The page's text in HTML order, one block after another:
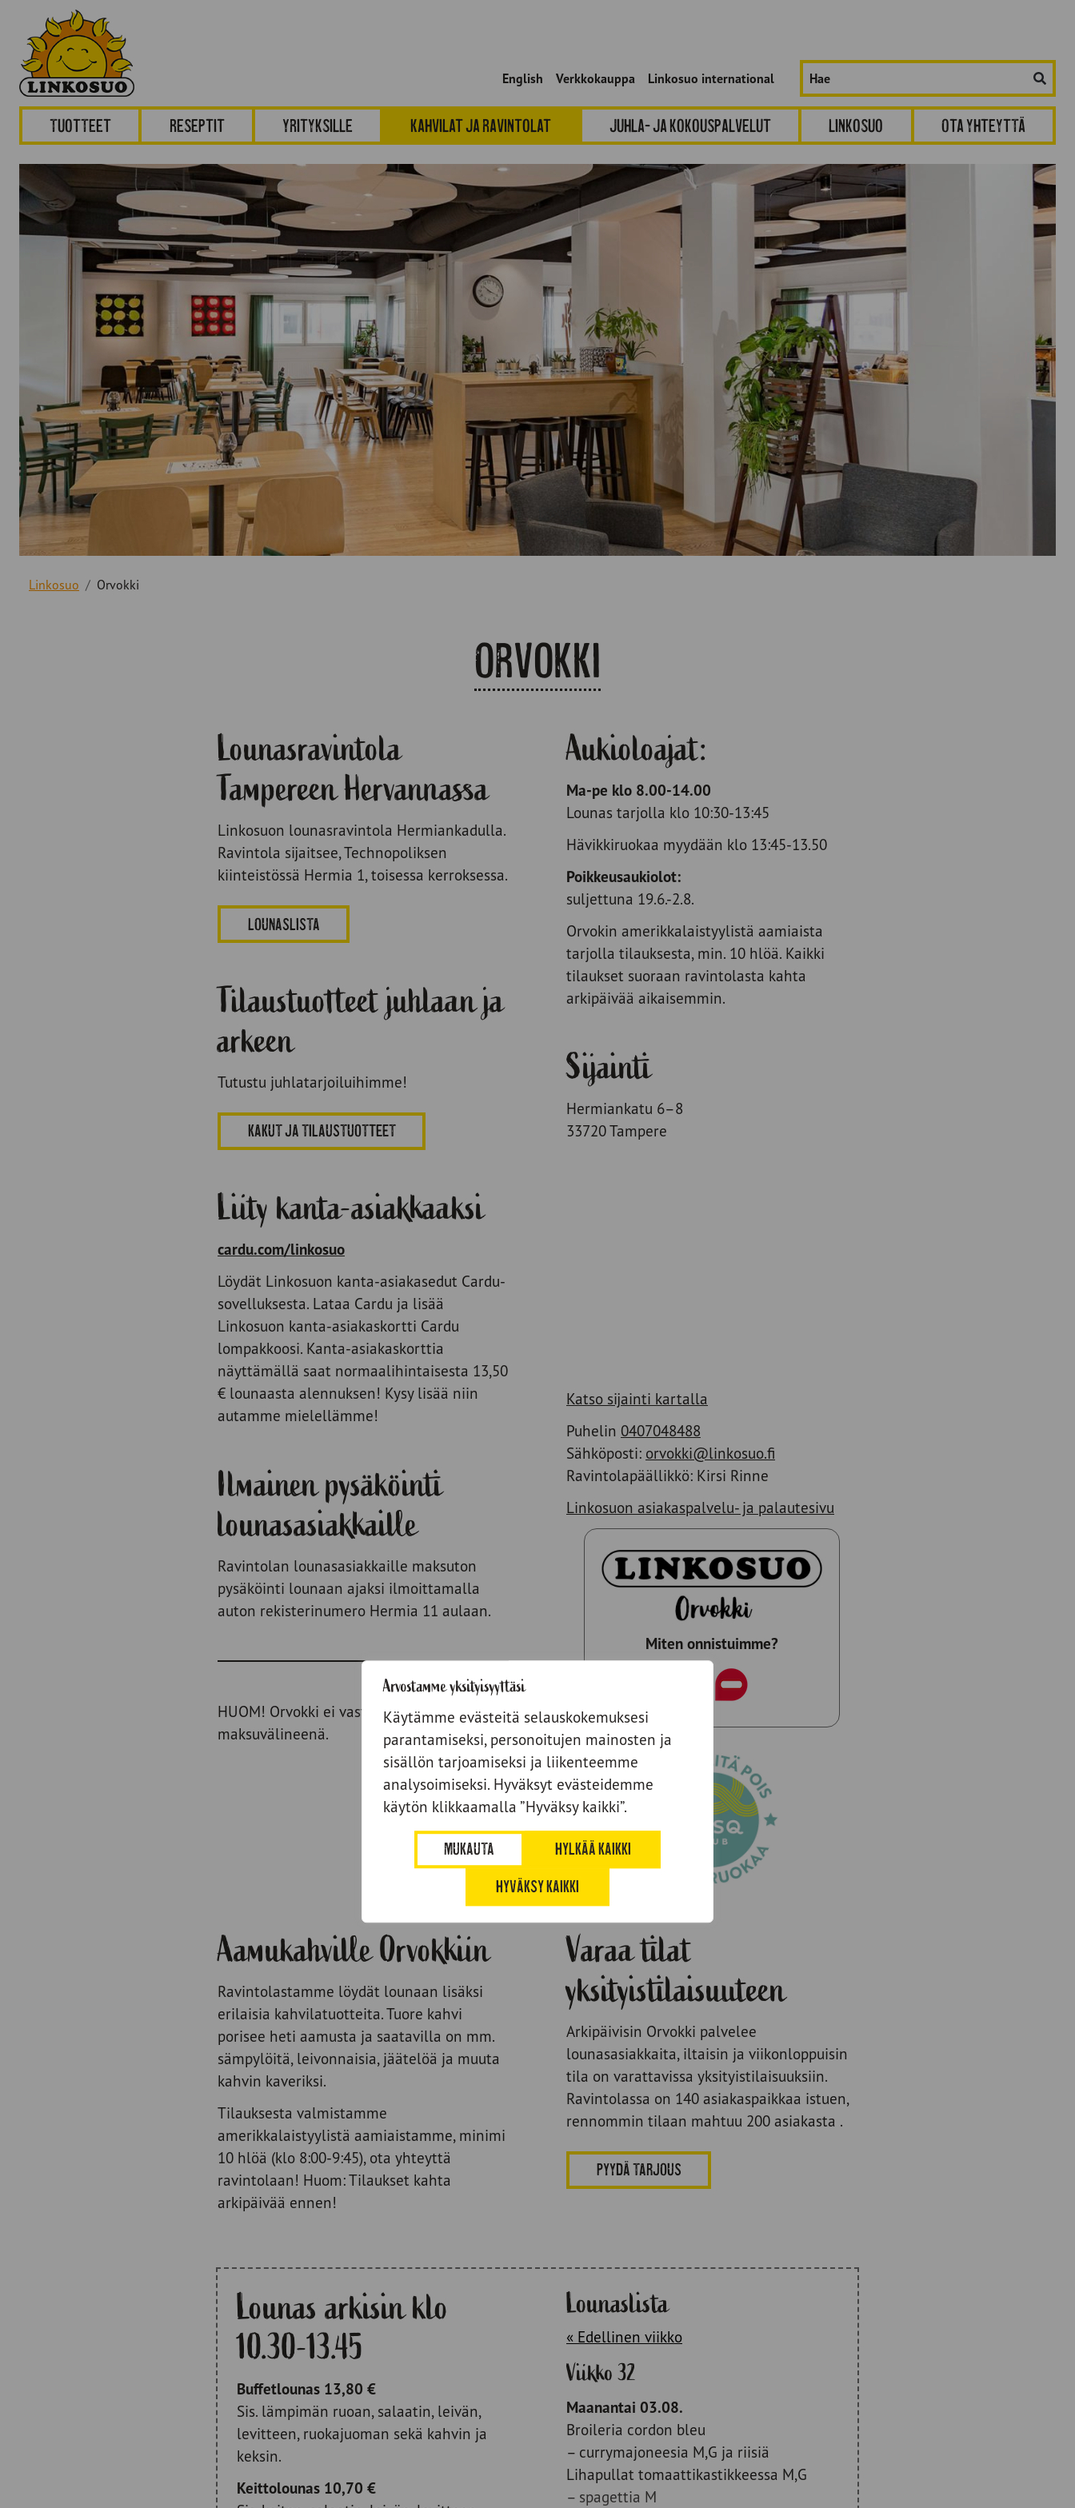
Arvostamme yksityisyyttäsi
Käytämme evästeitä selauskokemuksesi
parantamiseksi, personoitujen mainosten ja
sisällön tarjoamiseksi ja liikenteemme
analysoimiseksi. Hyväksyt evästeidemme
käytön klikkaamalla ”Hyväksy kaikki”.
MUKAUTA
HYLKÄÄ KAIKKI
HYVÄKSY KAIKKI
English Verkkokauppa Linkosuo international
Hae
sivustolta:
Tuotteet Reseptit Yrityksille Kahvilat ja ravintolat Juhla- ja kokouspalvelut Linkosuo Ota yhteyttä
Linkosuo Orvokki
Orvokki
Lounasravintola
Tampereen Hervannassa
Linkosuon lounasravintola Hermiankadulla.
Ravintola sijaitsee, Technopoliksen
kiinteistössä Hermia 1, toisessa kerroksessa.
LOUNASLISTA
Tilaustuotteet juhlaan ja
arkeen
Tutustu juhlatarjoiluihimme!
KAKUT JA TILAUSTUOTTEET
Liity kanta-asiakkaaksi
cardu.com/linkosuo
Löydät Linkosuon kanta-asiakasedut Cardu-
sovelluksesta. Lataa Cardu ja lisää
Linkosuon kanta-asiakaskortti Cardu
lompakkoosi. Kanta-asiakaskorttia
näyttämällä saat normaalihintaisesta 13,50
€ lounaasta alennuksen! Kysy lisää niin
autamme mielellämme!
Ilmainen pysäköinti
lounasasiakkaille
Ravintolan lounasasiakkaille maksuton
pysäköinti lounaan ajaksi ilmoittamalla
auton rekisterinumero Hermia 11 aulaan.
HUOM! Orvokki ei vastaanota käteistä
maksuvälineenä.
Aukioloajat:
Ma-pe klo 8.00-14.00
Lounas tarjolla klo 10:30-13:45
Hävikkiruokaa myydään klo 13:45-13.50
Poikkeusaukiolot:
suljettuna 19.6.-2.8.
Orvokin amerikkalaistyylistä aamiaista
tarjolla tilauksesta, min. 10 hlöä. Kaikki
tilaukset suoraan ravintolasta kahta
arkipäivää aikaisemmin.
Sijainti
Hermiankatu 6–8
33720 Tampere
Katso sijainti kartalla
Puhelin 0407048488
Sähköposti: orvokki@linkosuo.fi
Ravintolapäällikkö: Kirsi Rinne
Linkosuon asiakaspalvelu- ja palautesivu
Miten onnistuimme?
Aamukahville Orvokkiin
Ravintolastamme löydät lounaan lisäksi
erilaisia kahvilatuotteita. Tuore kahvi
porisee heti aamusta ja saatavilla on mm.
sämpylöitä, leivonnaisia, jäätelöä ja muuta
kahvin kaveriksi.
Tilauksesta valmistamme
amerikkalaistyylistä aamiaistamme, minimi
10 hlöä (klo 8:00-9:45), ota yhteyttä
ravintolaan! Huom: Tilaukset kahta
arkipäivää ennen!
Varaa tilat
yksityistilaisuuteen
Arkipäivisin Orvokki palvelee
lounasasiakkaita, iltaisin ja viikonloppuisin
tila on varattavissa yksityistilaisuuksiin.
Ravintolassa on 140 asiakaspaikkaa istuen,
rennommin tilaan mahtuu 200 asiakasta .
PYYDÄ TARJOUS
Lounas arkisin klo
10.30-13.45
Buffetlounas 13,80 €
Sis. lämpimän ruoan, salaatin, leivän,
levitteen, ruokajuoman sekä kahvin ja
keksin.
Keittolounas 10,70 €
Lounaslista
« Edellinen viikko
Viikko 32
Maanantai 03.08.
Broileria cordon bleu
– currymajoneesia M,G ja riisiä
Lihapullat tomaattikastikkeessa M,G
– spagettia M